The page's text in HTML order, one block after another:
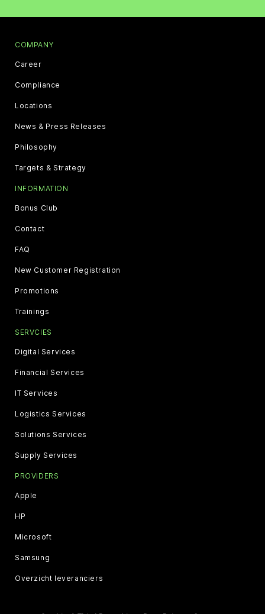
COMPANY
Career
Compliance
Locations
News & Press Releases
Philosophy
Targets & Strategy
INFORMATION
Bonus Club
Contact
FAQ
New Customer Registration
Promotions
Trainings
SERVCIES
Digital Services
Financial Services
IT Services
Logistics Services
Solutions Services
Supply Services
PROVIDERS
Apple
HP
Microsoft
Samsung
Overzicht leveranciers